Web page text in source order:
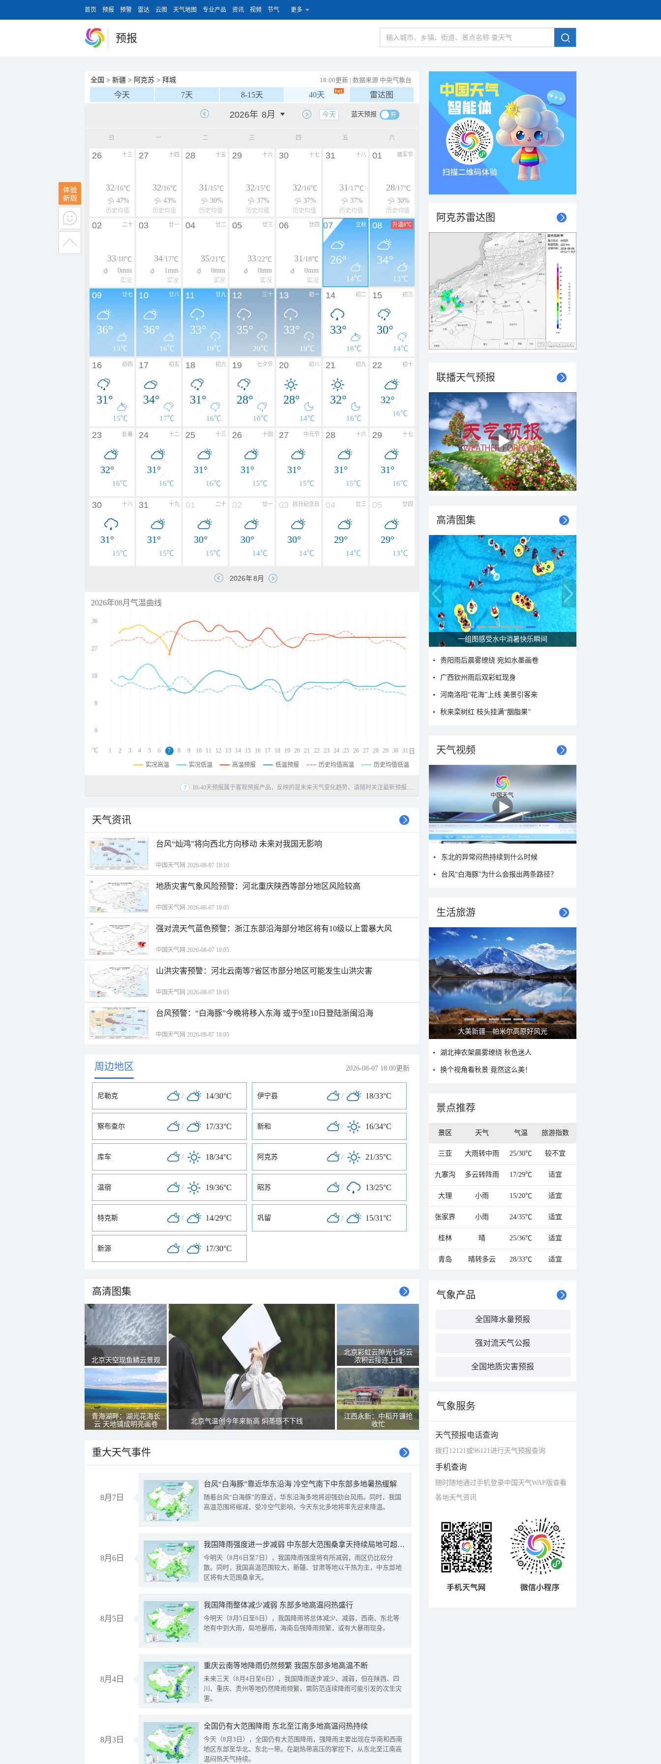
首页 预报 预警 雷达 云图 天气地图 专业产品 资讯 视频 节气 更多
预报
全国 > 新疆 > 阿克苏 > 拜城 18:00更新 | 数据来源 中央气象台
今天 7天 8-15天 40天 雷达图
蓝天预报
今天
日 一 二 三 四 五 六
十三
26
32/16℃
47%
历史均值
十四
27
32/16℃
43%
历史均值
十五
28
31/15℃
30%
历史均值
十六
29
32/15℃
37%
历史均值
十七
30
32/16℃
37%
历史均值
十八
31
31/17℃
37%
历史均值
建军节
01
28/17℃
30%
历史均值
二十
02
33/18℃
0mm
实况
廿一
03
34/17℃
1mm
实况
廿二
04
35/21℃
0mm
实况
廿三
05
33/22℃
0mm
实况
廿四
06
31/18℃
0mm
实况
立秋
07
26°
14℃
升温8℃
08
34°
13℃
廿七
09
36°
13℃
廿八
10
36°
16℃
廿九
11
33°
19℃
三十
12
35°
20℃
初一
13
33°
19℃
初二
14
33°
18℃
初三
15
30°
14℃
初四
16
31°
15℃
初五
17
34°
17℃
初六
18
31°
16℃
七夕节
19
28°
10℃
初八
20
28°
14℃
初九
21
32°
16℃
初十
22
32°
16℃
处暑
23
32°
16℃
十二
24
31°
16℃
十三
25
31°
16℃
十四
26
31°
15℃
中元节
27
31°
15℃
十六
28
31°
15℃
十七
29
31°
16℃
十八
30
31°
15℃
十九
31
31°
15℃
二十
01
30°
15℃
廿一
02
30°
14℃
抗日纪念日
03
30°
14℃
廿三
04
29°
14℃
廿四
05
29°
13℃
2026年08月气温曲线
36
27
18
9
0
1 2 3 4 5 6 7 8 9 10 11 12 13 14 15 16 17 18 19 20 21 22 23 24 25 26 27 28 29 30 31
℃ 日
实况高温 实况低温 高温预报 低温预报 历史均值高温 历史均值低温
16-40天预报属于客观预报产品，反映的是未来天气变化趋势、请随时关注最新预报.....
天气资讯
台风“灿鸿”将向西北方向移动 未来对我国无影响
中国天气网 2026-08-07 18:10
地质灾害气象风险预警：河北重庆陕西等部分地区风险较高
中国天气网 2026-08-07 18:05
强对流天气蓝色预警：浙江东部沿海部分地区将有10级以上雷暴大风
中国天气网 2026-08-07 18:05
山洪灾害预警：河北云南等7省区市部分地区可能发生山洪灾害
中国天气网 2026-08-07 18:05
台风预警：“白海豚”今晚将移入东海 或于9至10日登陆浙闽沿海
中国天气网 2026-08-07 18:05
周边地区 2026-08-07 18:00更新
尼勒克 / 14/30°C 伊宁县 / 18/33°C
察布查尔 / 17/33°C 新和 / 16/34°C
库车 / 18/34°C 阿克苏 / 21/35°C
温宿 / 19/36°C 昭苏 / 13/25°C
特克斯 / 14/29°C 巩留 / 15/31°C
新源 / 17/30°C
高清图集
北京天空现鱼鳞云景观
青海湖畔：湖光花海长
云 天地铺成明亮画卷
北京气温创今年来新高 焖蒸感不下线
北京彩虹云隙光七彩云
浓积云接连上线
江西永新：中稻开镰抢
收忙
重大天气事件
8月7日
台风“白海豚”靠近华东沿海 冷空气南下中东部多地暑热缓解
随着台风“白海豚”的靠近，华东沿海多地将迎强劲台风雨。同时，我国
高温范围将缩减，受冷空气影响，今天东北多地将率先迎来降温。
8月6日
我国降雨强度进一步减弱 中东部大范围桑拿天持续局地可超38℃
今明天（8月6日至7日），我国降雨强度将有所减弱，雨区仍比较分
散。同时，我国高温范围较大，新疆、甘肃等地以干热为主，中东部地
区将有大范围桑拿天。
8月5日
我国降雨整体减少减弱 东部多地高温闷热盛行
今明天（8月5日至6日），我国降雨将总体减少、减弱，西南、东北等
地有中到大雨，局地暴雨，海南岛强降雨频繁，或有大暴雨现身。
8月4日
重庆云南等地降雨仍然频繁 我国东部多地高温不断
未来三天（8月4日至6日），我国降雨逐步减少、减弱，但在陕西、四
川、重庆、贵州等地仍然降雨频繁，需防范连续降雨可能引发的次生灾
害。
8月3日
全国仍有大范围降雨 东北至江南多地高温闷热持续
今天（8月3日），全国仍有大范围降雨，强降雨主要出现在华南和西南
地区东部至华北、东北一带。在副热带高压的掌控下，从东北至江南高
温闷热天气持续。
阿克苏雷达图
联播天气预报
高清图集
走进青海祁连 邂逅一场大自然的顶级配色
贵阳雨后晨雾缭绕 宛如水墨画卷
广西钦州雨后双彩虹现身
河南洛阳“花海”上线 美景引客来
秋来栾树红 枝头挂满“胭脂果”
天气视频
东北的异常闷热持续到什么时候
台风“白海豚”为什么会报出两条路径？
生活旅游
立秋节气：北方逐渐转凉 南方暑热仍盛
湖北神农架晨雾缭绕 秋色迷人
换个视角看秋景 竟然这么美！
景点推荐
景区 天气 气温 旅游指数
三亚 大雨转中雨 25/30℃ 较不宜
九寨沟 多云转阵雨 17/29℃ 适宜
大理 小雨 15/20℃ 适宜
张家界 小雨 24/35℃ 适宜
桂林 晴 25/36℃ 适宜
青岛 晴转多云 28/33℃ 适宜
气象产品
全国降水量预报
强对流天气公报
全国地质灾害预报
气象服务
天气预报电话查询
拨打12121或96121进行天气预报查询
手机查询
随时随地通过手机登录中国天气WAP版查看
各地天气资讯